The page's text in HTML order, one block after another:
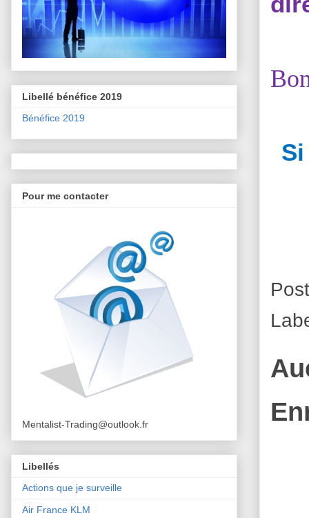
Libellé bénéfice 2019
Bénéfice 2019
Pour me contacter
Mentalist-Trading@outlook.fr
Libellés
Actions que je surveille
Air France KLM